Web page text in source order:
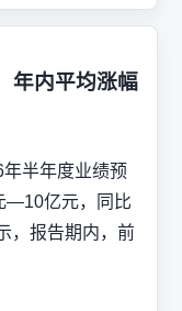
年内平均涨幅
半年度业绩预
—10亿元，同比
，报告期内，前